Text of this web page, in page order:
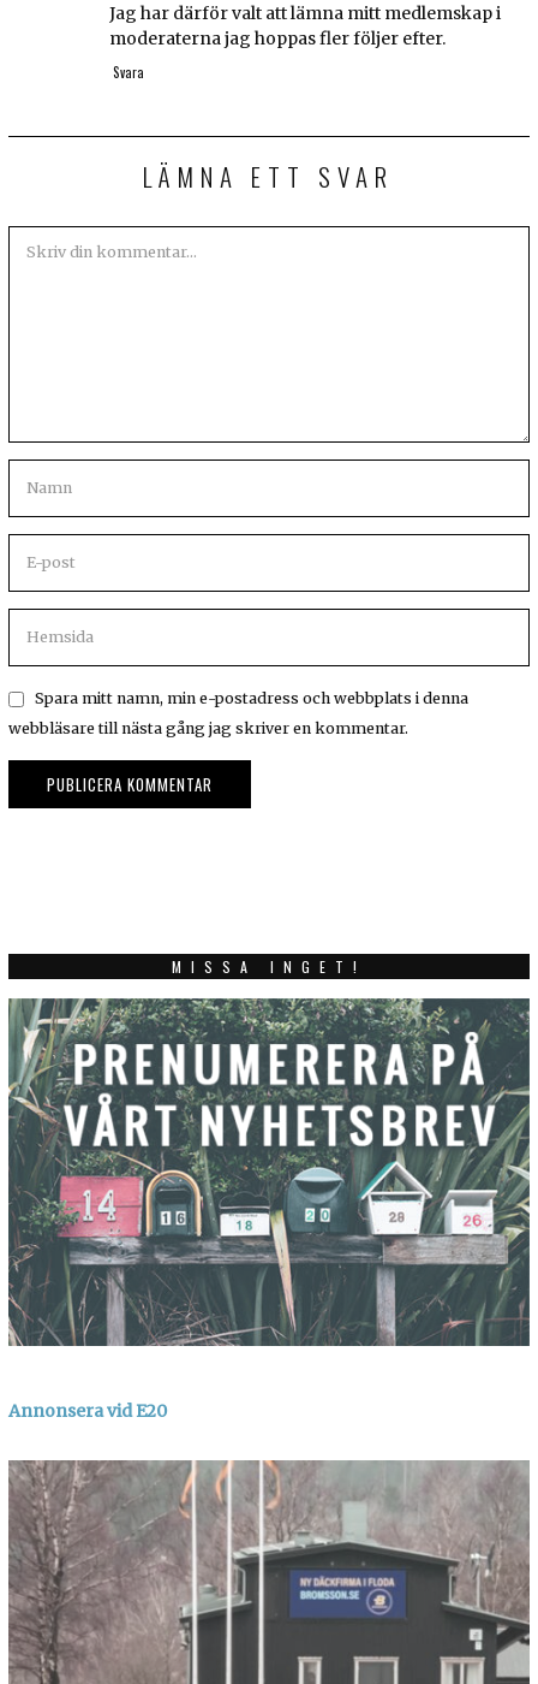
Jag har därför valt att lämna mitt medlemskap i
moderaterna jag hoppas fler följer efter.
Svara
LÄMNA ETT SVAR
Spara mitt namn, min e-postadress och webbplats i denna
webbläsare till nästa gång jag skriver en kommentar.
MISSA INGET!
Annonsera vid E20